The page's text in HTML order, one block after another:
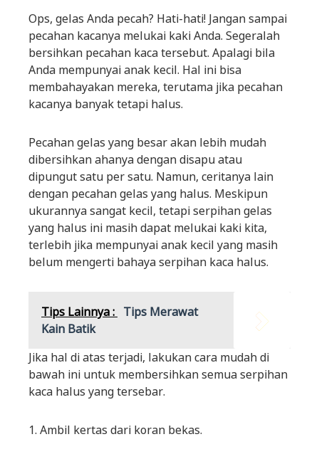
Ops, gelas Anda pecah? Hati-hati! Jangan sampai
pecahan kacanya melukai kaki Anda. Segeralah
bersihkan pecahan kaca tersebut. Apalagi bila
Anda mempunyai anak kecil. Hal ini bisa
membahayakan mereka, terutama jika pecahan
kacanya banyak tetapi halus.
Pecahan gelas yang besar akan lebih mudah
dibersihkan ahanya dengan disapu atau
dipungut satu per satu. Namun, ceritanya lain
dengan pecahan gelas yang halus. Meskipun
ukurannya sangat kecil, tetapi serpihan gelas
yang halus ini masih dapat melukai kaki kita,
terlebih jika mempunyai anak kecil yang masih
belum mengerti bahaya serpihan kaca halus.
Tips Lainnya : Tips Merawat
Kain Batik
Jika hal di atas terjadi, lakukan cara mudah di
bawah ini untuk membersihkan semua serpihan
kaca halus yang tersebar.
1. Ambil kertas dari koran bekas.